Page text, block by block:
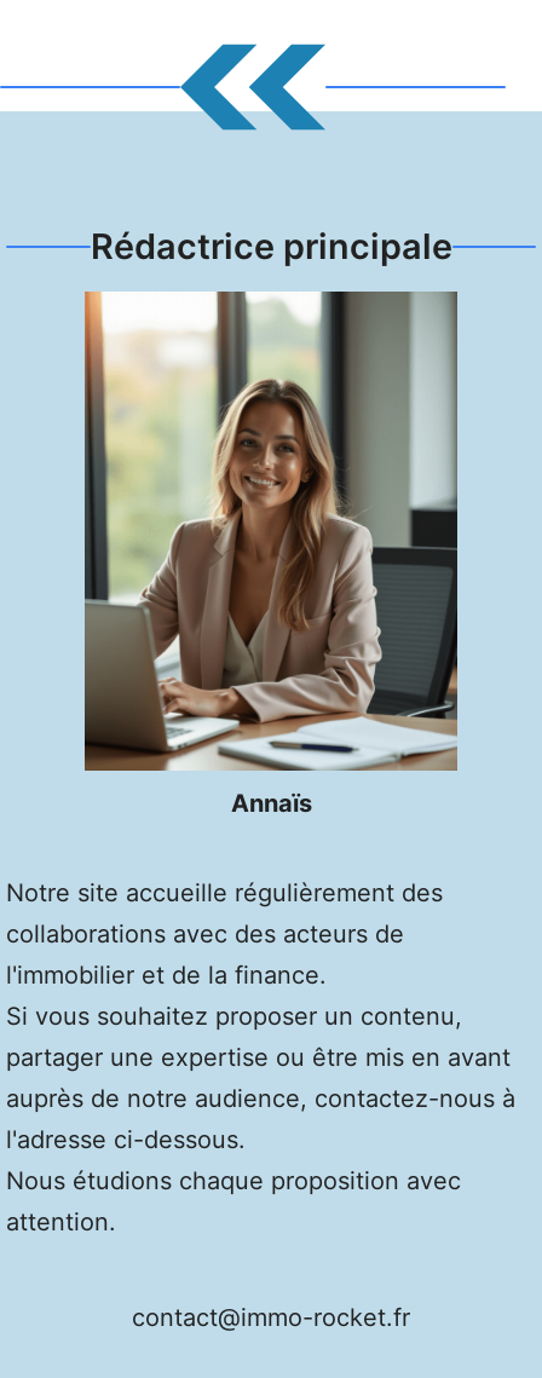
Rédactrice principale
Annaïs
Notre site accueille régulièrement des
collaborations avec des acteurs de
l'immobilier et de la finance.
Si vous souhaitez proposer un contenu,
partager une expertise ou être mis en avant
auprès de notre audience, contactez-nous à
l'adresse ci-dessous.
Nous étudions chaque proposition avec
attention.
contact@immo-rocket.fr